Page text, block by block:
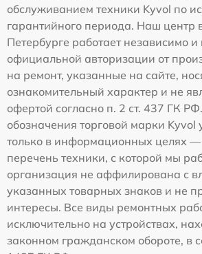
обслуживанием техники Kyvol по
гарантийного периода. Наш центр
Петербурге работает независимо и
официальной авторизации от
на ремонт, указанные на сайте,
ознакомительный характер и не
офертой согласно п. 2 ст. 437 ГК
обозначения торговой марки Kyvol
только в информационных целях —
перечень техники, с которой мы
организация не аффилирована с
указанных товарных знаков и не
интересы. Все виды ремонтных
исключительно на устройствах,
законном гражданском обороте, в